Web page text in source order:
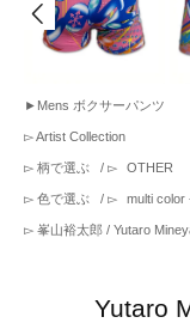
► Mens ボクサーパンツ
▻Artist Collection
▻ 柄で選ぶ / ▻ OTHER
▻ 色で選ぶ / ▻ multi color
▻ 峯山裕太郎 / Yutaro
Yutaro